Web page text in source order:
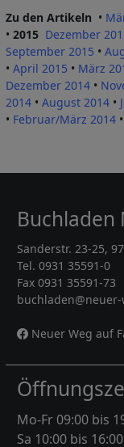
Zu den Artikeln •
• 2015 Dezember
September 2015 •
• April 2015 • März 20
Dezember 2014 •
2014 • August 2014 •
• Februar/März 2014 •
Buchladen
Sanderstr. 23-25,
Tel. 0931 35591-0
Fax 0931 35591-73
Neuer Weg auf
Mo-Fr 09:00 bis
Sa 10:00 bis